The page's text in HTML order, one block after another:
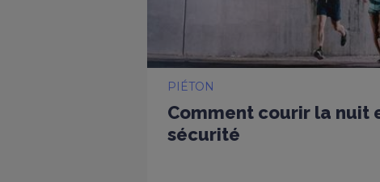
PIÉTON
Comment courir la nuit
sécurité